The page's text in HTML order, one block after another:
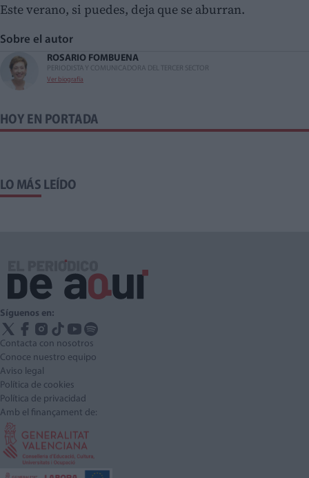
Este verano, si puedes, deja que se aburran.
Sobre el autor
ROSARIO FOMBUENA
PERIODISTA Y COMUNICADORA DEL TERCER SECTOR
Ver biografía
HOY EN PORTADA
LO MÁS LEÍDO
Síguenos en:
Contacta con nosotros
Conoce nuestro equipo
Aviso legal
Política de cookies
Política de privacidad
Amb el finançament de: